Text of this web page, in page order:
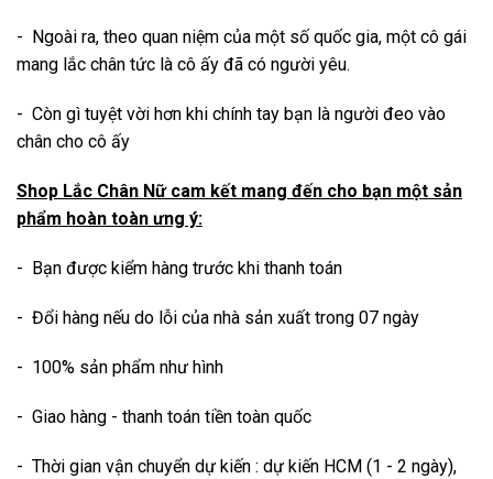
- Ngoài ra, theo quan niệm của một số quốc gia, một cô gái
mang lắc chân tức là cô ấy đã có người yêu.
- Còn gì tuyệt vời hơn khi chính tay bạn là người đeo vào
chân cho cô ấy
Shop Lắc Chân Nữ cam kết mang đến cho bạn một sản
phẩm hoàn toàn ưng ý:
- Bạn được kiểm hàng trước khi thanh toán
- Đổi hàng nếu do lỗi của nhà sản xuất trong 07 ngày
- 100% sản phẩm như hình
- Giao hàng - thanh toán tiền toàn quốc
- Thời gian vận chuyển dự kiến : dự kiến HCM (1 - 2 ngày),